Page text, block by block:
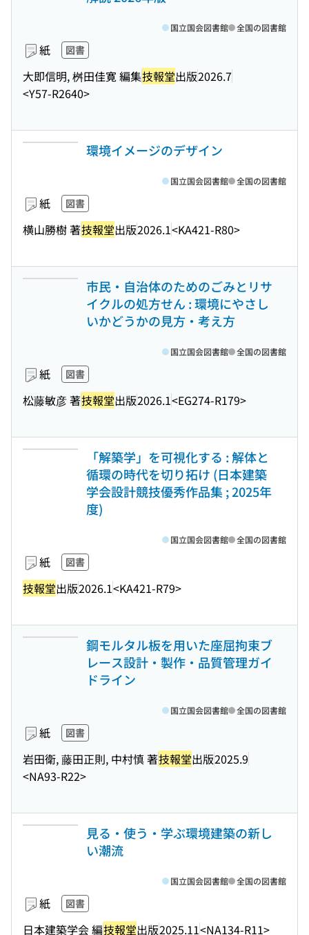
紙 図書
大即信明, 桝田佳寛 編集技報堂出版2026.7
<Y57-R2640>
国立国会図書館 全国の図書館
環境イメージのデザイン
紙 図書
横山勝樹 著技報堂出版2026.1<KA421-R80>
国立国会図書館 全国の図書館
市民・自治体のためのごみとリサ
イクルの処方せん : 環境にやさし
いかどうかの見方・考え方
紙 図書
松藤敏彦 著技報堂出版2026.1<EG274-R179>
国立国会図書館 全国の図書館
「解築学」を可視化する : 解体と
循環の時代を切り拓け (日本建築
学会設計競技優秀作品集 ; 2025年
度)
紙 図書
技報堂出版2026.1<KA421-R79>
国立国会図書館 全国の図書館
鋼モルタル板を用いた座屈拘束ブ
レース設計・製作・品質管理ガイ
ドライン
紙 図書
岩田衛, 藤田正則, 中村慎 著技報堂出版2025.9
<NA93-R22>
国立国会図書館 全国の図書館
見る・使う・学ぶ環境建築の新し
い潮流
紙 図書
日本建築学会 編技報堂出版2025.11<NA134-R11>
国立国会図書館 全国の図書館